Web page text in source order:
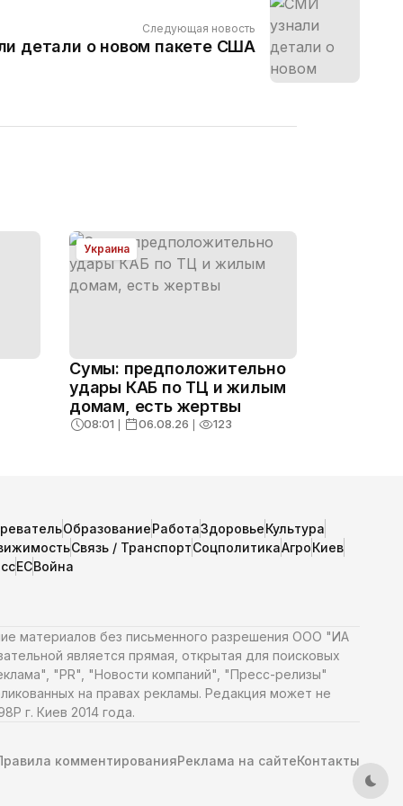
Следующая новость
детали о новом пакете США
Украина
Сумы: предположительно
удары КАБ по ТЦ и жилым
домам, есть жертвы
08:01 ❘ 06.08.26 ❘ 123
ОбразованиеРаботаЗдоровьеКультура
Связь / ТранспортСоцполитикаАгроКиев
ЕСВойна
материалов без письменного разрешения ООО "ИА
является прямая, открытая для поисковых
"PR", "Новости компаний", "Пресс-релизы"
на правах рекламы. Редакция может не
г. Киев 2014 года.
комментированияРеклама на сайтеКонтакты